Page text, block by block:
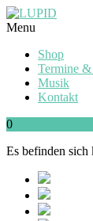
Menu
Shop
Termine
Musik
Kontakt
0
Es befinden sich